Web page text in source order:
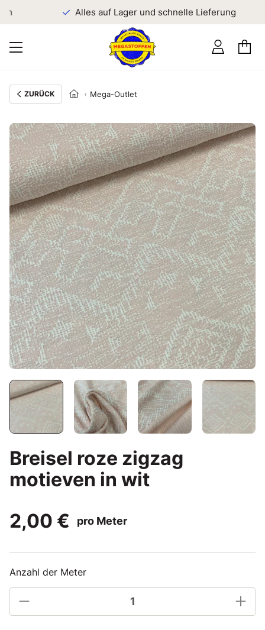
Alles auf Lager und schnelle Lieferung
ZURÜCK Mega-Outlet
Breisel roze zigzag
motieven in wit
2,00 €
pro Meter
Anzahl der Meter